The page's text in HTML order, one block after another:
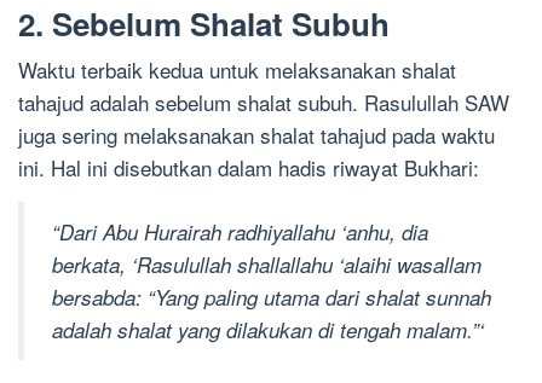
2. Sebelum Shalat Subuh
Waktu terbaik kedua untuk melaksanakan shalat
tahajud adalah sebelum shalat subuh. Rasulullah SAW
juga sering melaksanakan shalat tahajud pada waktu
ini. Hal ini disebutkan dalam hadis riwayat Bukhari:
“Dari Abu Hurairah radhiyallahu ‘anhu, dia
berkata, ‘Rasulullah shallallahu ‘alaihi wasallam
bersabda: “Yang paling utama dari shalat sunnah
adalah shalat yang dilakukan di tengah malam.”‘